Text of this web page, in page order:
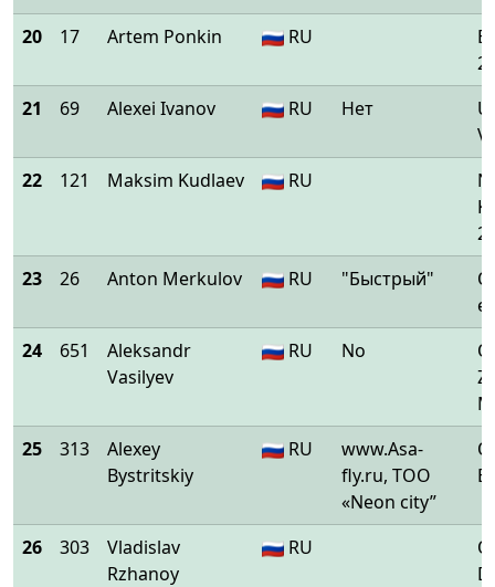
20
17 Artem Ponkin RU
2
21
69 Alexei Ivanov RU Нет
22
121 Maksim Kudlaev RU
23
26 Anton Merkulov RU "Быстрый"
24
651
Aleksandr
Vasilyev
RU No
25
313
Alexey
Bystritskiy
RU
www.Asa-
fly.ru, ТОО
«Neon city”
26 303
Vladislav
Rzhanoy
RU